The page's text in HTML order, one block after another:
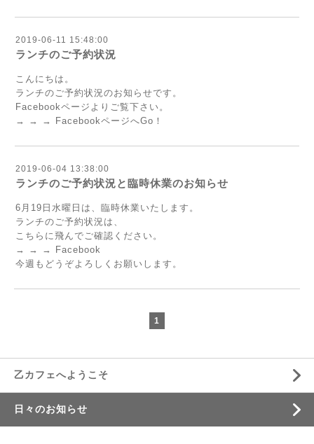
2019-06-11 15:48:00
ランチのご予約状況
こんにちは。
ランチのご予約状況のお知らせです。
Facebookページよりご覧下さい。
→ → → FacebookページへGo！
2019-06-04 13:38:00
ランチのご予約状況と臨時休業のお知らせ
6月19日水曜日は、臨時休業いたします。
ランチのご予約状況は、
こちらに飛んでご確認ください。
→ → → Facebook
今週もどうぞよろしくお願いします。
1
乙カフェへようこそ
日々のお知らせ